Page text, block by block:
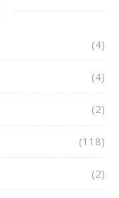
(4)
(4)
(2)
(118)
(2)